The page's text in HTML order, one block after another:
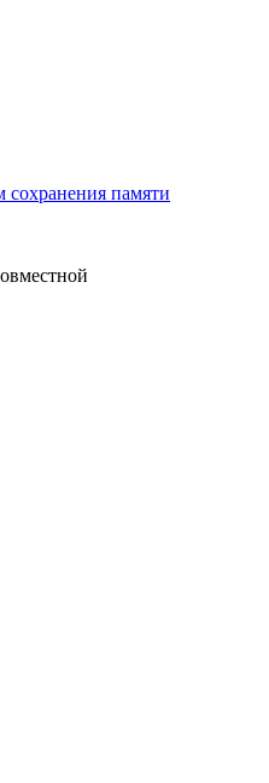
памяти